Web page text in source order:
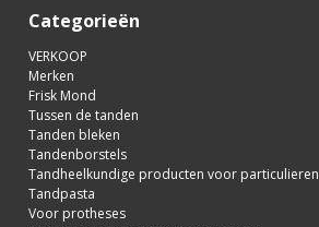
Categorieën
VERKOOP
Merken
Frisk Mond
Tussen de tanden
Tanden bleken
Tandenborstels
Tandheelkundige producten voor particulieren
Tandpasta
Voor protheses